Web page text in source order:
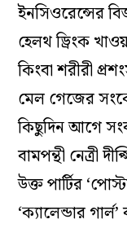
ইনসিওরেন্সের
হেলথ ড্রিংক
কিংবা শরীরী
মেল গেজের
কিছুদিন আগে
বামপন্থী নেত্রী
উক্ত পার্টির
‘ক্যালেন্ডার